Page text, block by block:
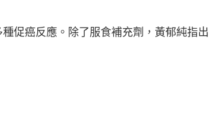
促癌反應。除了服食補充劑，黃郁純指